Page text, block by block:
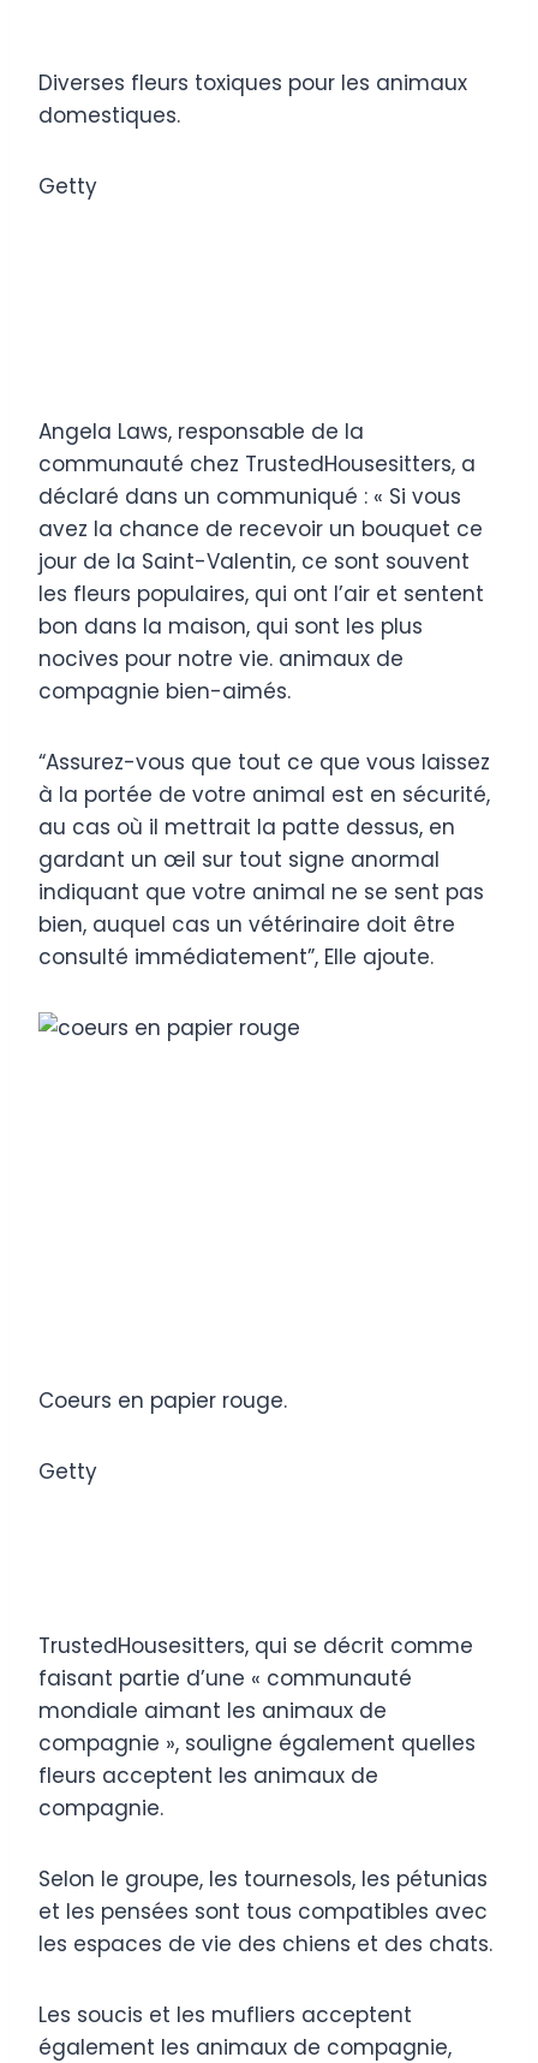
Diverses fleurs toxiques pour les animaux
domestiques.
Getty
Angela Laws, responsable de la
communauté chez TrustedHousesitters, a
déclaré dans un communiqué : « Si vous
avez la chance de recevoir un bouquet ce
jour de la Saint-Valentin, ce sont souvent
les fleurs populaires, qui ont l’air et sentent
bon dans la maison, qui sont les plus
nocives pour notre vie. animaux de
compagnie bien-aimés.
“Assurez-vous que tout ce que vous laissez
à la portée de votre animal est en sécurité,
au cas où il mettrait la patte dessus, en
gardant un œil sur tout signe anormal
indiquant que votre animal ne se sent pas
bien, auquel cas un vétérinaire doit être
consulté immédiatement”, Elle ajoute.
Coeurs en papier rouge.
Getty
TrustedHousesitters, qui se décrit comme
faisant partie d’une « communauté
mondiale aimant les animaux de
compagnie », souligne également quelles
fleurs acceptent les animaux de
compagnie.
Selon le groupe, les tournesols, les pétunias
et les pensées sont tous compatibles avec
les espaces de vie des chiens et des chats.
Les soucis et les mufliers acceptent
également les animaux de compagnie,